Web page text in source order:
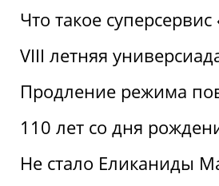
Что такое
VIII летняя
Продление режима
110 лет со дня
Не стало Еликаниды